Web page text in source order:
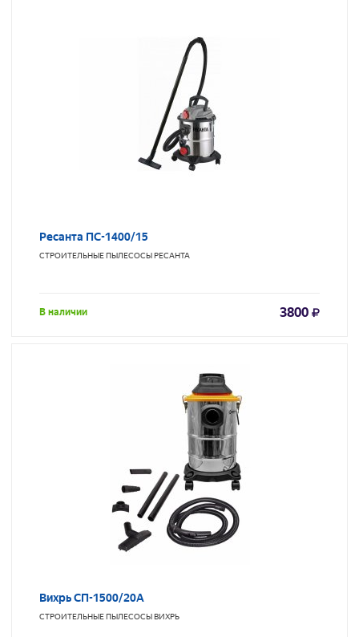
Ресанта ПС-1400/15
СТРОИТЕЛЬНЫЕ ПЫЛЕСОСЫРЕСАНТА
В наличии 3800
Вихрь СП-1500/20А
СТРОИТЕЛЬНЫЕ ПЫЛЕСОСЫВИХРЬ